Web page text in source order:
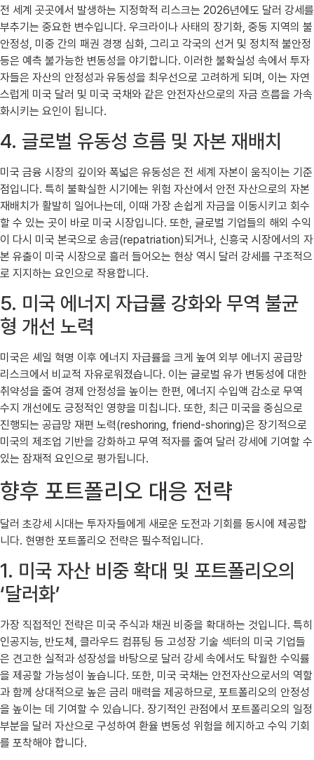
전 세계 곳곳에서 발생하는 지정학적 리스크는 2026년에도 달러 강세를
부추기는 중요한 변수입니다. 우크라이나 사태의 장기화, 중동 지역의 불
안정성, 미중 간의 패권 경쟁 심화, 그리고 각국의 선거 및 정치적 불안정
등은 예측 불가능한 변동성을 야기합니다. 이러한 불확실성 속에서 투자
자들은 자산의 안정성과 유동성을 최우선으로 고려하게 되며, 이는 자연
스럽게 미국 달러 및 미국 국채와 같은 안전자산으로의 자금 흐름을 가속
화시키는 요인이 됩니다.
4. 글로벌 유동성 흐름 및 자본 재배치
미국 금융 시장의 깊이와 폭넓은 유동성은 전 세계 자본이 움직이는 기준
점입니다. 특히 불확실한 시기에는 위험 자산에서 안전 자산으로의 자본
재배치가 활발히 일어나는데, 이때 가장 손쉽게 자금을 이동시키고 회수
할 수 있는 곳이 바로 미국 시장입니다. 또한, 글로벌 기업들의 해외 수익
이 다시 미국 본국으로 송금(repatriation)되거나, 신흥국 시장에서의 자
본 유출이 미국 시장으로 흘러 들어오는 현상 역시 달러 강세를 구조적으
로 지지하는 요인으로 작용합니다.
5. 미국 에너지 자급률 강화와 무역 불균
형 개선 노력
미국은 셰일 혁명 이후 에너지 자급률을 크게 높여 외부 에너지 공급망
리스크에서 비교적 자유로워졌습니다. 이는 글로벌 유가 변동성에 대한
취약성을 줄여 경제 안정성을 높이는 한편, 에너지 수입액 감소로 무역
수지 개선에도 긍정적인 영향을 미칩니다. 또한, 최근 미국을 중심으로
진행되는 공급망 재편 노력(reshoring, friend-shoring)은 장기적으로
미국의 제조업 기반을 강화하고 무역 적자를 줄여 달러 강세에 기여할 수
있는 잠재적 요인으로 평가됩니다.
향후 포트폴리오 대응 전략
달러 초강세 시대는 투자자들에게 새로운 도전과 기회를 동시에 제공합
니다. 현명한 포트폴리오 전략은 필수적입니다.
1. 미국 자산 비중 확대 및 포트폴리오의
‘달러화’
가장 직접적인 전략은 미국 주식과 채권 비중을 확대하는 것입니다. 특히
인공지능, 반도체, 클라우드 컴퓨팅 등 고성장 기술 섹터의 미국 기업들
은 견고한 실적과 성장성을 바탕으로 달러 강세 속에서도 탁월한 수익률
을 제공할 가능성이 높습니다. 또한, 미국 국채는 안전자산으로서의 역할
과 함께 상대적으로 높은 금리 매력을 제공하므로, 포트폴리오의 안정성
을 높이는 데 기여할 수 있습니다. 장기적인 관점에서 포트폴리오의 일정
부분을 달러 자산으로 구성하여 환율 변동성 위험을 헤지하고 수익 기회
를 포착해야 합니다.